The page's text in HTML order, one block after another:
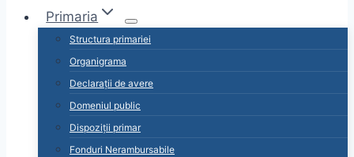
Primaria
Structura primariei
Organigrama
Declarații de avere
Domeniul public
Dispoziții primar
Fonduri Nerambursabile